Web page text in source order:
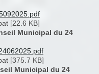
[22.6 KB]
Municipal du 24
[375.7 KB]
Municipal du 24